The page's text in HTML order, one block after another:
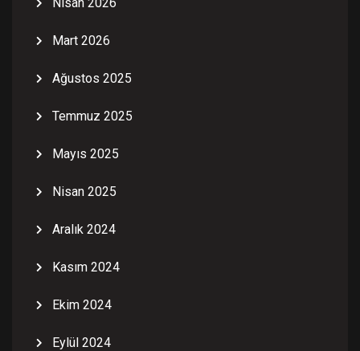
Mart 2026
Ağustos 2025
Temmuz 2025
Mayıs 2025
Nisan 2025
Aralık 2024
Kasım 2024
Ekim 2024
Eylül 2024